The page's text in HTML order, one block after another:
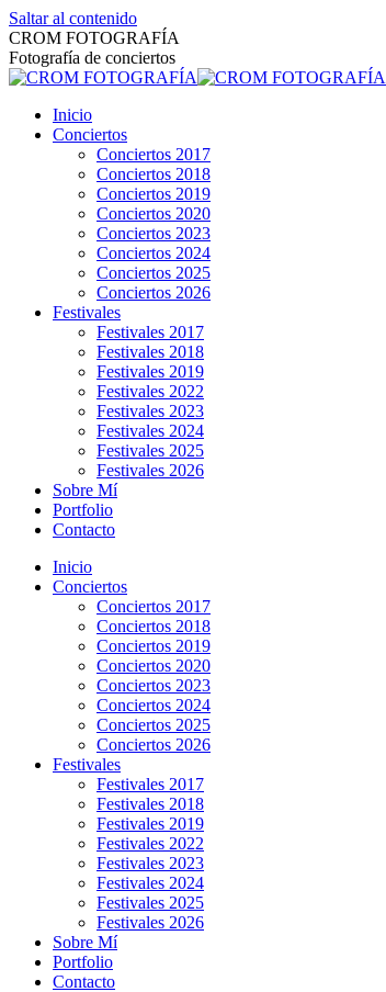
Saltar al contenido
CROM FOTOGRAFÍA
Fotografía de conciertos
Inicio
Conciertos
Conciertos 2017
Conciertos 2018
Conciertos 2019
Conciertos 2020
Conciertos 2023
Conciertos 2024
Conciertos 2025
Conciertos 2026
Festivales
Festivales 2017
Festivales 2018
Festivales 2019
Festivales 2022
Festivales 2023
Festivales 2024
Festivales 2025
Festivales 2026
Sobre Mí
Portfolio
Contacto
Inicio
Conciertos
Conciertos 2017
Conciertos 2018
Conciertos 2019
Conciertos 2020
Conciertos 2023
Conciertos 2024
Conciertos 2025
Conciertos 2026
Festivales
Festivales 2017
Festivales 2018
Festivales 2019
Festivales 2022
Festivales 2023
Festivales 2024
Festivales 2025
Festivales 2026
Sobre Mí
Portfolio
Contacto